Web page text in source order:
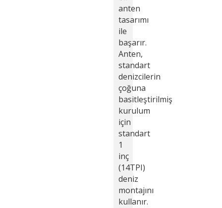
anten
tasarımı
ile
başarır.
Anten,
standart
denizcilerin
çoğuna
basitleştirilmiş
kurulum
için
standart
1
inç
(14TPI)
deniz
montajını
kullanır.